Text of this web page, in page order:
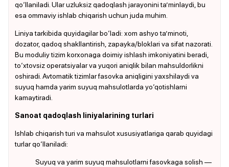
qo‘llaniladi. Ular uzluksiz qadoqlash jarayonini ta’minlaydi, bu
esa ommaviy ishlab chiqarish uchun juda muhim.
Liniya tarkibida quyidagilar bo‘ladi: xom ashyo ta’minoti,
dozator, qadoq shakllantirish, zapayka/bloklari va sifat nazorati.
Bu moduliy tizim korxonaga doimiy ishlash imkoniyatini beradi,
to‘xtovsiz operatsiyalar va yuqori aniqlik bilan mahsuldorlikni
oshiradi. Avtomatik tizimlar fasovka aniqligini yaxshilaydi va
suyuq hamda yarim suyuq mahsulotlarda yo‘qotishlarni
kamaytiradi.
Sanoat qadoqlash liniyalarining turlari
Ishlab chiqarish turi va mahsulot xususiyatlariga qarab quyidagi
turlar qo‘llaniladi:
Suyuq va yarim suyuq mahsulotlarni fasovkaga solish —